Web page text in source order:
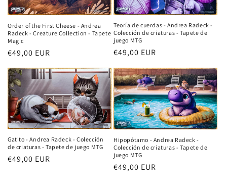
Order of the First Cheese - Andrea
Radeck - Creature Collection - Tapete
Magic
Precio
€49,00 EUR
Teoría de cuerdas - Andrea Radeck -
Colección de criaturas - Tapete de
juego MTG
Precio
€49,00 EUR
Gatito - Andrea Radeck - Colección
de criaturas - Tapete de juego MTG
Precio
€49,00 EUR
Hipopótamo - Andrea Radeck -
Colección de criaturas - Tapete de
juego MTG
Precio
€49,00 EUR